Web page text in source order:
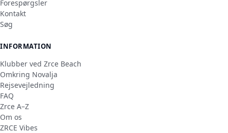
Forespørgsler
Kontakt
Søg
INFORMATION
Klubber ved Zrce Beach
Omkring Novalja
Rejsevejledning
FAQ
Zrce A–Z
Om os
ZRCE Vibes